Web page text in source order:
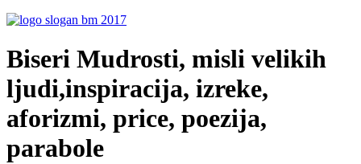
Biseri Mudrosti, misli velikih
ljudi,inspiracija, izreke,
aforizmi, price, poezija,
parabole